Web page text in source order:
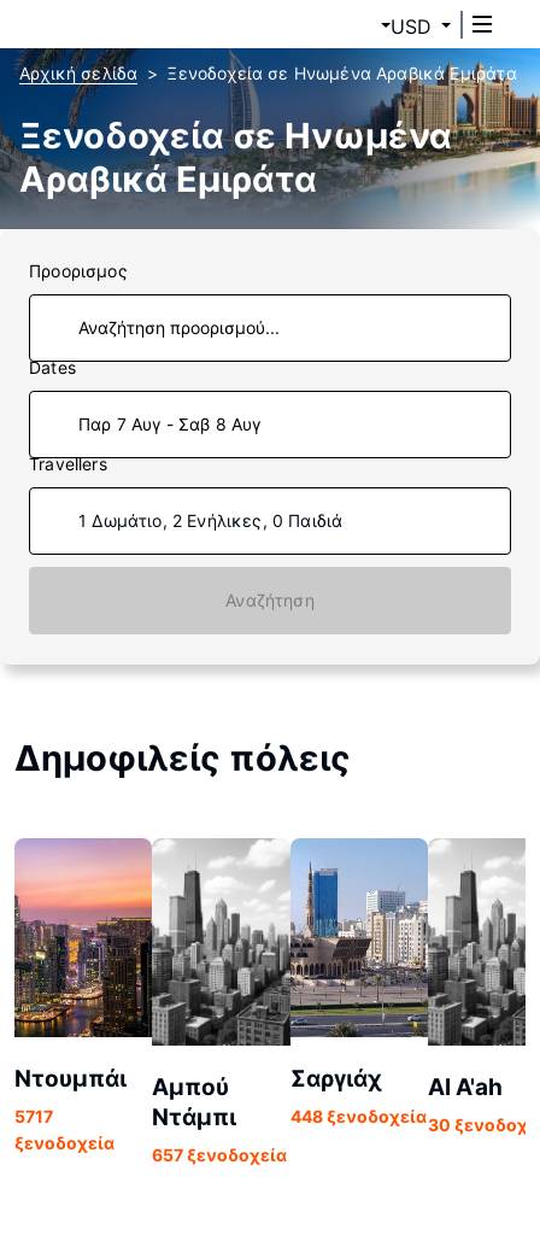
USD
Αρχική σελίδα Ξενοδοχεία σε Ηνωμένα Αραβικά Εμιράτα
Ξενοδοχεία σε Ηνωμένα
Αραβικά Εμιράτα
Προορισμος
Dates
Παρ 7 Αυγ - Σαβ 8 Αυγ
Travellers
1 Δωμάτιο, 2 Ενήλικες, 0 Παιδιά
Αναζήτηση
Δημοφιλείς πόλεις
Ντουμπάι
5717
ξενοδοχεία
Αμπού
Ντάμπι
657 ξενοδοχεία
Σαργιάχ
448 ξενοδοχεία
Al A'ah
30